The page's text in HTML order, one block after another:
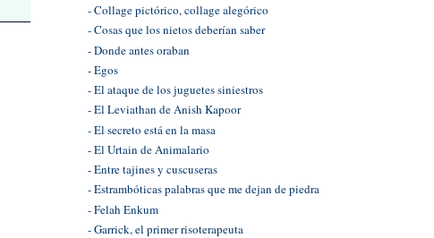
- Collage pictórico, collage alegórico
- Cosas que los nietos deberían saber
- Donde antes oraban
- Egos
- El ataque de los juguetes siniestros
- El Leviathan de Anish Kapoor
- El secreto está en la masa
- El Urtain de Animalario
- Entre tajines y cuscuseras
- Estrambóticas palabras que me dejan de piedra
- Felah Enkum
- Garrick, el primer risoterapeuta